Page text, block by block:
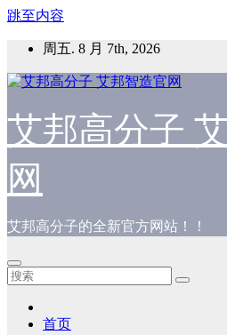
跳至内容
周五. 8 月 7th, 2026
艾邦高分子
网
艾邦高分子的全新官方网站！！
首页